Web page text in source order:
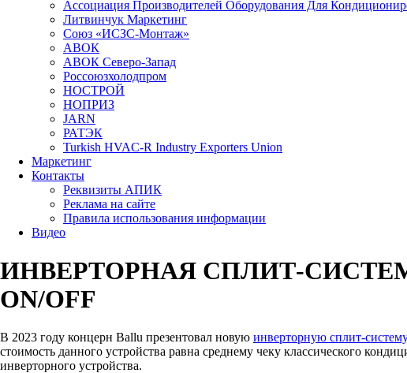
Aссоциация Производителей Оборудования Для
Литвинчук Маркетинг
Союз «ИСЗС-Монтаж»
АВОК
АВОК Северо-Запад
Россоюзхолодпром
НОСТРОЙ
НОПРИЗ
JARN
РАТЭК
Turkish HVAC-R Industry Exporters Union
Маркетинг
Контакты
Реквизиты АПИК
Реклама на сайте
Правила использования информации
Видео
ИНВЕРТОРНАЯ СПЛИТ-
ON/OFF
В 2023 году концерн Ballu презентовал новую инверторную сплит-
стоимость данного устройства равна среднему чеку классического
инверторного устройства.